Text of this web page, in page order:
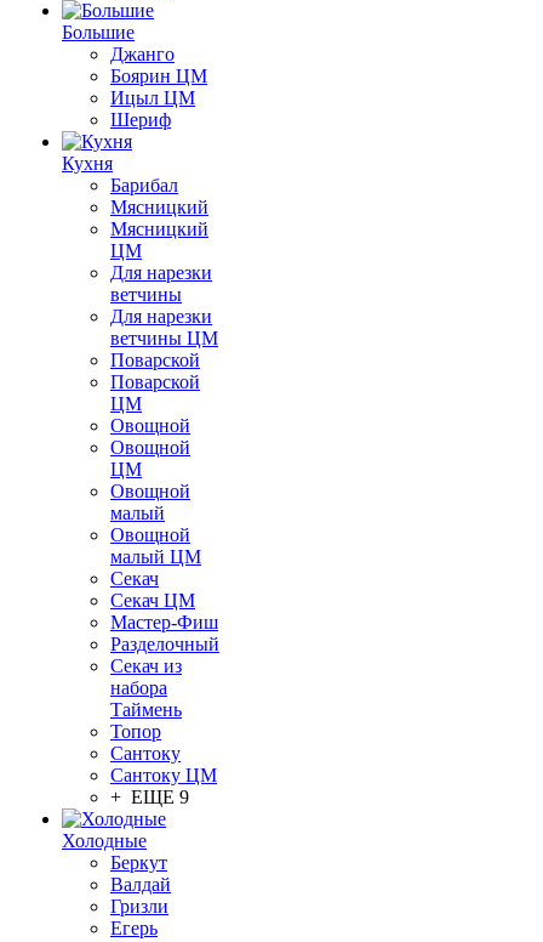
Большие
Джанго
Боярин ЦМ
Ицыл ЦМ
Шериф
Кухня
Барибал
Мясницкий
Мясницкий
ЦМ
Для нарезки
ветчины
Для нарезки
ветчины ЦМ
Поварской
Поварской
ЦМ
Овощной
Овощной
ЦМ
Овощной
малый
Овощной
малый ЦМ
Секач
Секач ЦМ
Мастер-Фиш
Разделочный
Секач из
набора
Таймень
Топор
Сантоку
Сантоку ЦМ
+ ЕЩЕ 9
Холодные
Беркут
Валдай
Гризли
Егерь